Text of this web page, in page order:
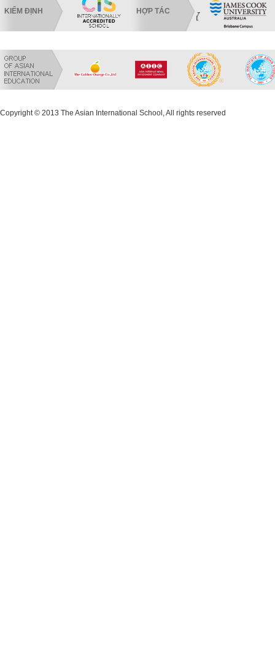
KIỂM ĐỊNH HỢP TÁC
Copyright © 2013 The Asian International School, All rights reserved